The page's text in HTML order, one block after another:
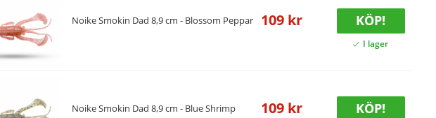
Noike Smokin Dad 8,9 cm - Blossom Peppar 109 kr KÖP!
Noike Smokin Dad 8,9 cm - Blue Shrimp 109 kr KÖP!